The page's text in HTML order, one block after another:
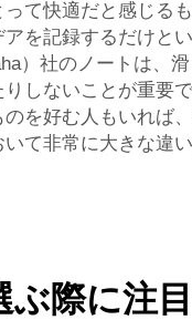
て快適だと感じる
を記録するだけと
）社のノートは、
しないことが重要
を好む人もいれば
て非常に大きな違
際に注